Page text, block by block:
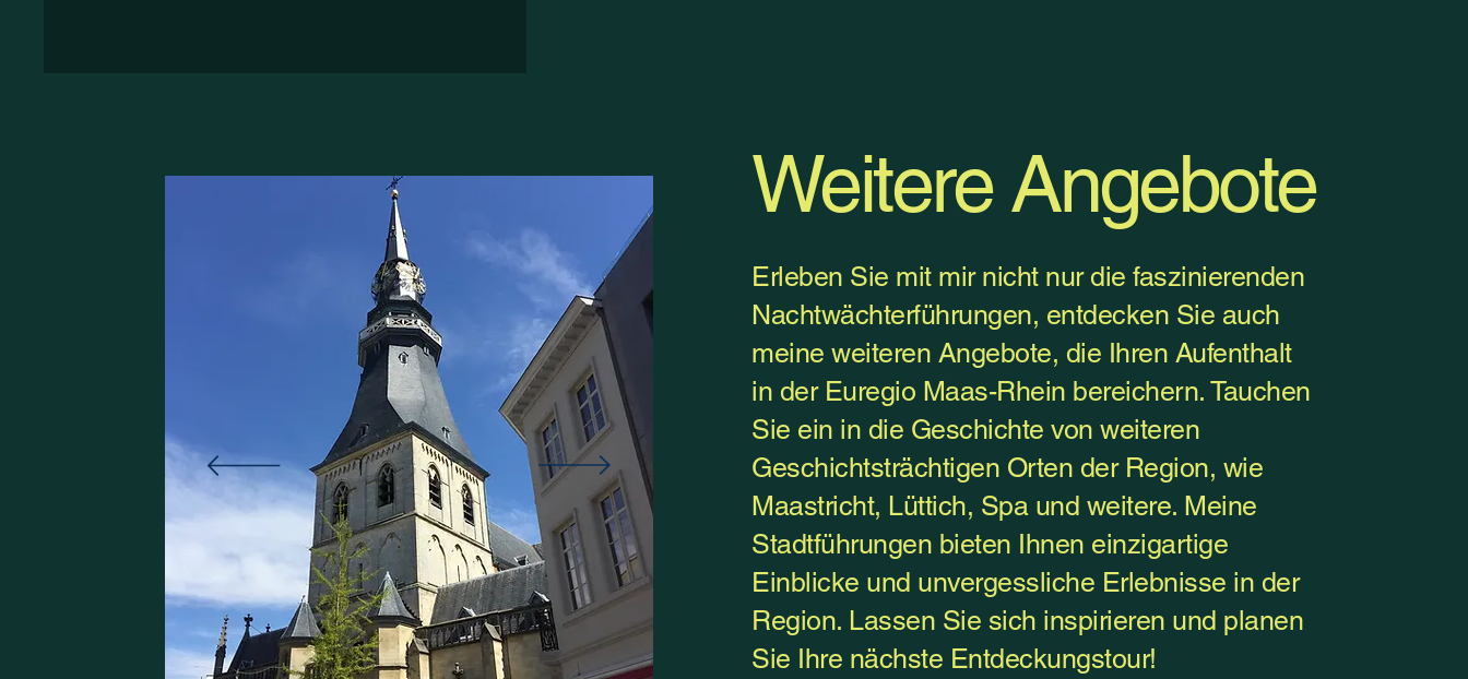
Weitere Angebote
Erleben Sie mit mir nicht nur die faszinierenden
Nachtwächterführungen, entdecken Sie auch
meine weiteren Angebote, die Ihren Aufenthalt
in der Euregio Maas-Rhein bereichern. Tauchen
Sie ein in die Geschichte von weiteren
Geschichtsträchtigen Orten der Region, wie
Maastricht, Lüttich, Spa und weitere. Meine
Stadtführungen bieten Ihnen einzigartige
Einblicke und unvergessliche Erlebnisse in der
Region. Lassen Sie sich inspirieren und planen
Sie Ihre nächste Entdeckungstour!